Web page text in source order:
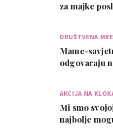
za majke
DRUŠTVENA
Mame-
odgovaraju
AKCIJA NA
Mi smo
najbolje